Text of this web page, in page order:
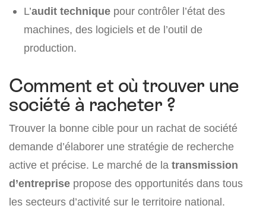
L’audit technique pour contrôler l’état des
machines, des logiciels et de l’outil de
production.
Comment et où trouver une
société à racheter ?
Trouver la bonne cible pour un rachat de société
demande d’élaborer une stratégie de recherche
active et précise. Le marché de la transmission
d’entreprise propose des opportunités dans tous
les secteurs d’activité sur le territoire national.